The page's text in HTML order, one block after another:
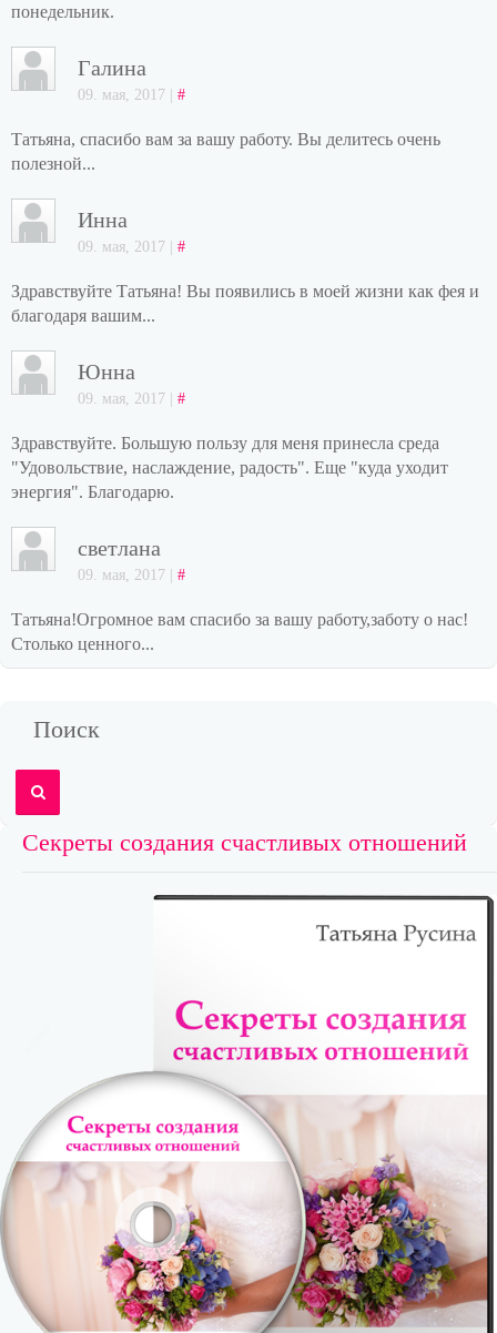
понедельник.
Галина
09. мая, 2017 | #
Татьяна, спасибо вам за вашу работу. Вы делитесь очень
полезной...
Инна
09. мая, 2017 | #
Здравствуйте Татьяна! Вы появились в моей жизни как фея и
благодаря вашим...
Юнна
09. мая, 2017 | #
Здравствуйте. Большую пользу для меня принесла среда
"Удовольствие, наслаждение, радость". Еще "куда уходит
энергия". Благодарю.
светлана
09. мая, 2017 | #
Татьяна!Огромное вам спасибо за вашу работу,заботу о нас!
Столько ценного...
Поиск
Секреты создания счастливых отношений